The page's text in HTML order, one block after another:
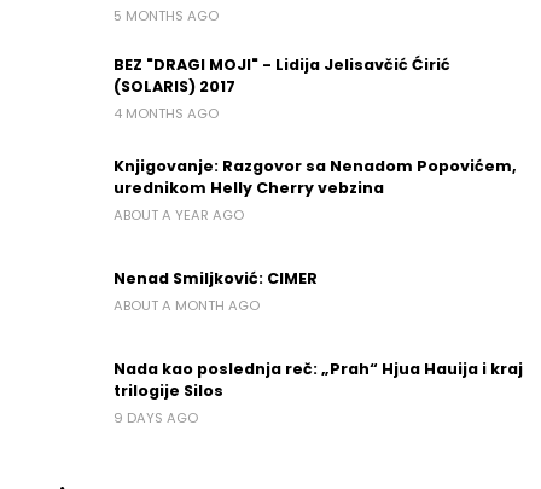
5 MONTHS AGO
BEZ "DRAGI MOJI" - Lidija Jelisavčić Ćirić
(SOLARIS) 2017
4 MONTHS AGO
Knjigovanje: Razgovor sa Nenadom Popovićem,
urednikom Helly Cherry vebzina
ABOUT A YEAR AGO
Nenad Smiljković: CIMER
ABOUT A MONTH AGO
Nada kao poslednja reč: „Prah“ Hjua Hauija i kraj
trilogije Silos
9 DAYS AGO